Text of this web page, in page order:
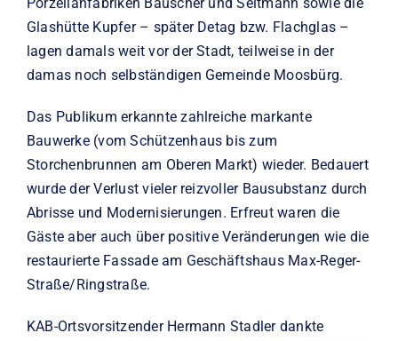
Porzellanfabriken Bauscher und Seltmann sowie die
Glashütte Kupfer – später Detag bzw. Flachglas –
lagen damals weit vor der Stadt, teilweise in der
damas noch selbständigen Gemeinde Moosbürg.
Das Publikum erkannte zahlreiche markante
Bauwerke (vom Schützenhaus bis zum
Storchenbrunnen am Oberen Markt) wieder. Bedauert
wurde der Verlust vieler reizvoller Bausubstanz durch
Abrisse und Modernisierungen. Erfreut waren die
Gäste aber auch über positive Veränderungen wie die
restaurierte Fassade am Geschäftshaus Max-Reger-
Straße/Ringstraße.
KAB-Ortsvorsitzender Hermann Stadler dankte